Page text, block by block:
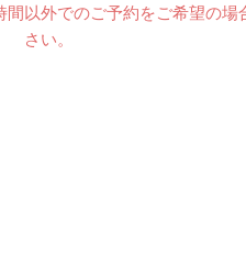
以外でのご予約をご希望の場
さい。